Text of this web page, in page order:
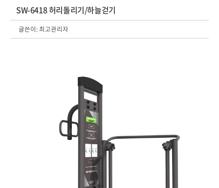
SW-6418 허리돌리기/하늘걷기
글쓴이: 최고관리자